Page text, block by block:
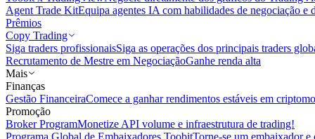
Agent Trade KitEquipa agentes IA com habilidades de negociação e
Prêmios
Copy Trading
Siga traders profissionaisSiga as operações dos principais traders
Recrutamento de Mestre em NegociaçãoGanhe renda alta
Mais
Finanças
Gestão FinanceiraComece a ganhar rendimentos estáveis em
Promoção
Broker ProgramMonetize API volume e infraestrutura de trading!
Programa Global de Embaixadores ToobitTorne-se um embaixador